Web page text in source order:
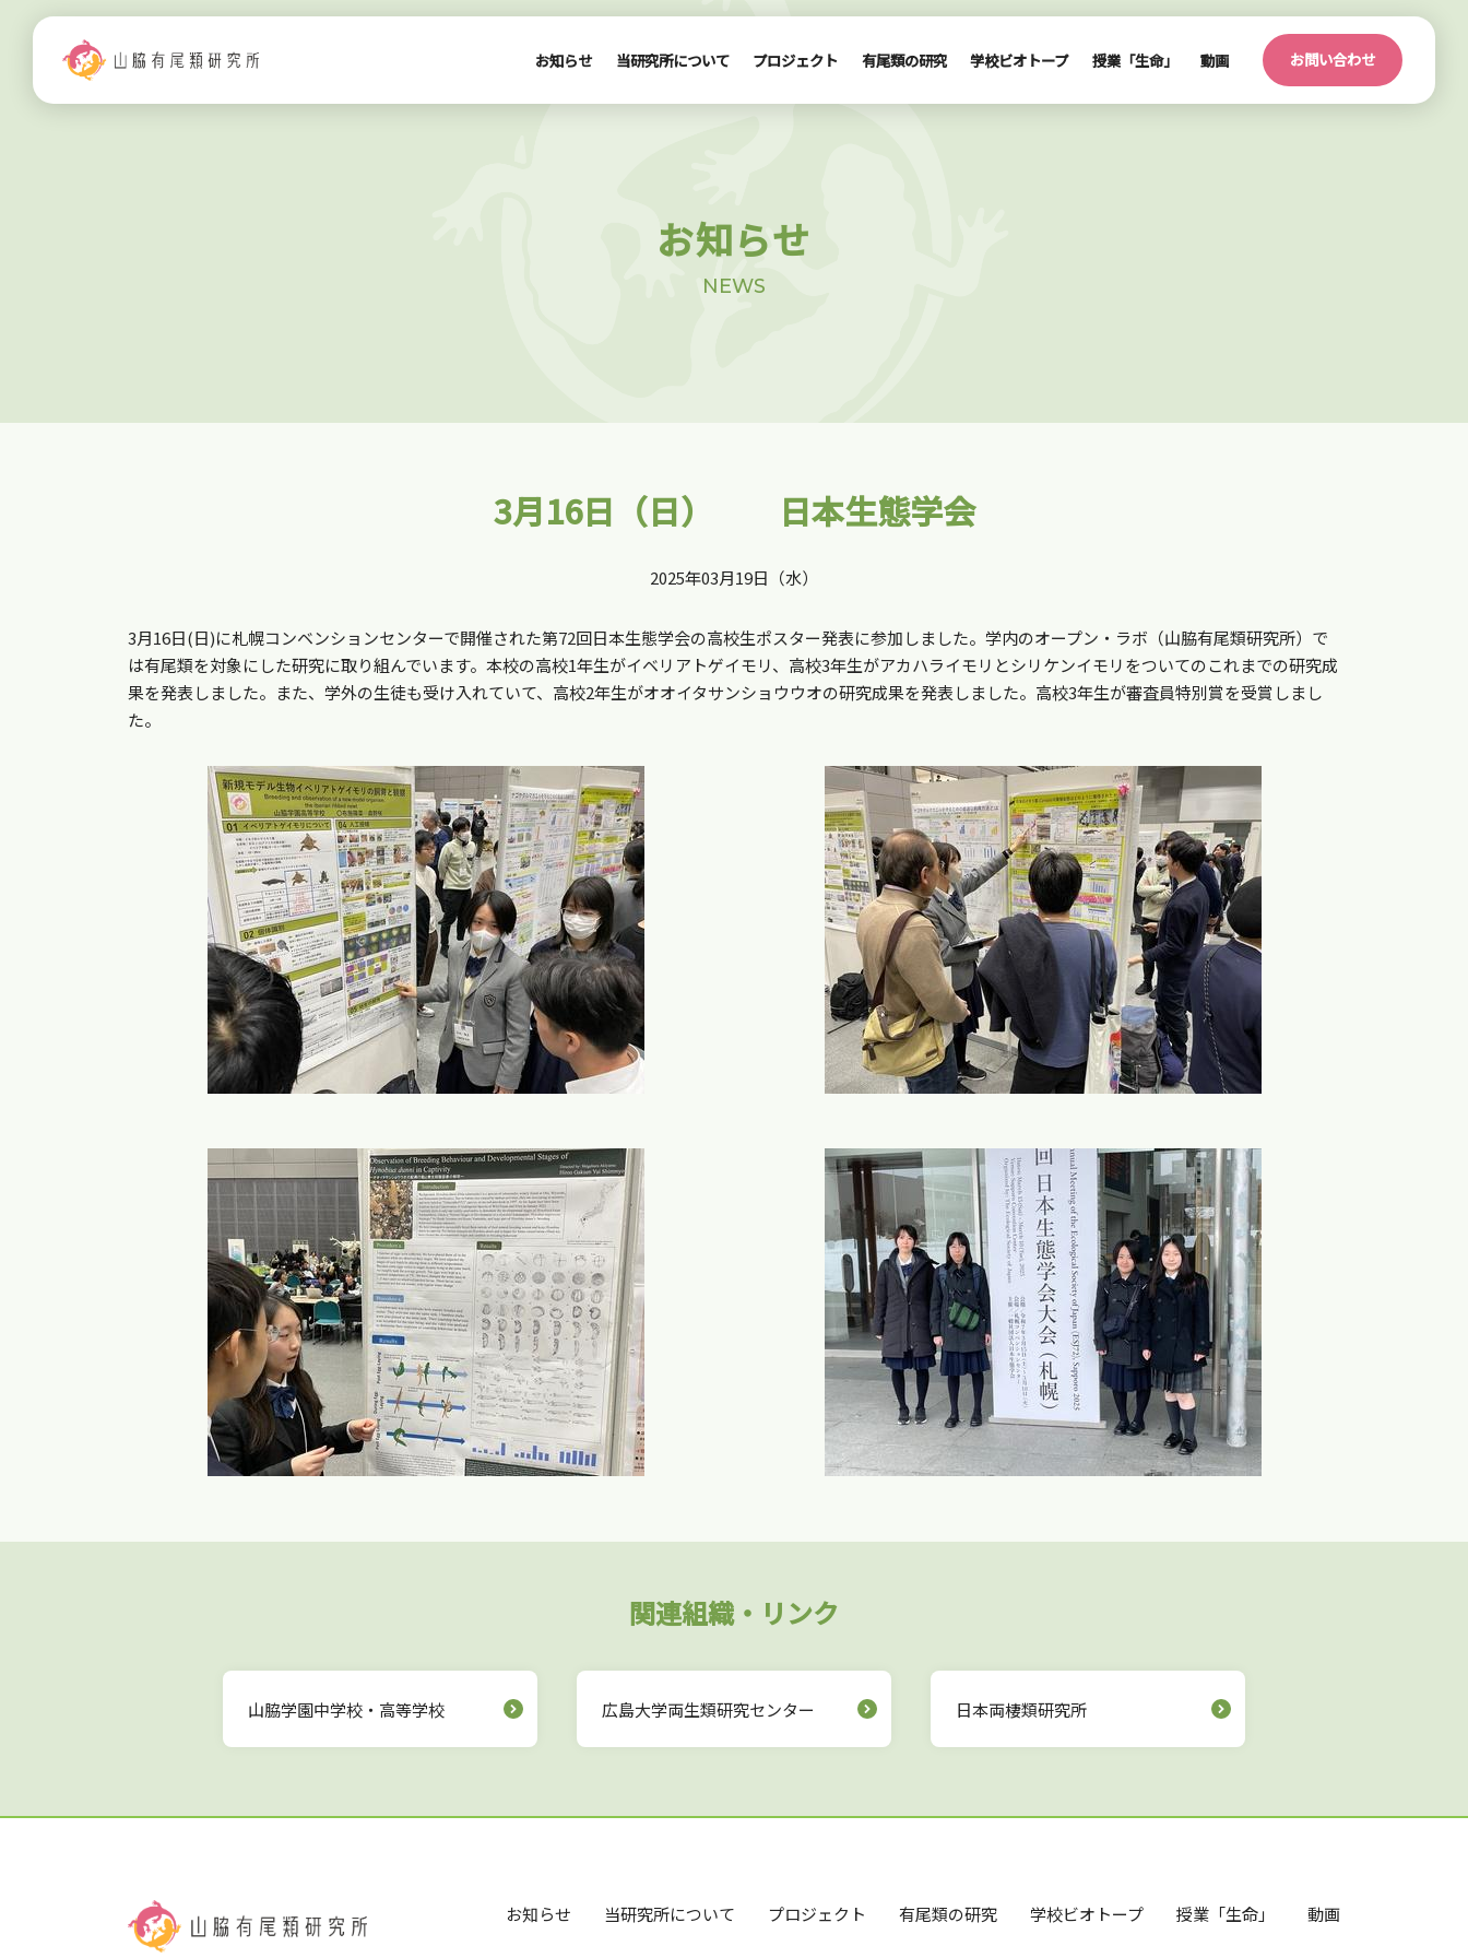
お知らせ 当研究所について プロジェクト 有尾類の研究 学校ビオトープ 授業「生命」 動画 お問い合わせ
お知らせ
NEWS
3月16日（日） 日本生態学会
2025年03月19日（水）
3月16日(日)に札幌コンベンションセンターで開催された第72回日本生態学会の高校生ポスター発表に参加しました。学内のオープン・ラボ（山脇有尾類研究所）で
は有尾類を対象にした研究に取り組んでいます。本校の高校1年生がイベリアトゲイモリ、高校3年生がアカハライモリとシリケンイモリをついてのこれまでの研究成
果を発表しました。また、学外の生徒も受け入れていて、高校2年生がオオイタサンショウウオの研究成果を発表しました。高校3年生が審査員特別賞を受賞しまし
た。
関連組織・リンク
山脇学園中学校・高等学校 広島大学両生類研究センター 日本両棲類研究所
お知らせ 当研究所について プロジェクト 有尾類の研究 学校ビオトープ 授業「生命」 動画